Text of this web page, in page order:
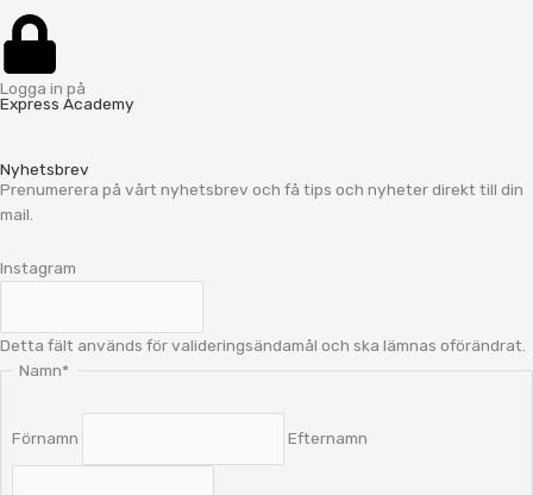
Logga in på
Express Academy
Nyhetsbrev
Prenumerera på vårt nyhetsbrev och få tips och nyheter direkt till din
mail.
Instagram
Detta fält används för valideringsändamål och ska lämnas oförändrat.
Namn*
Förnamn Efternamn